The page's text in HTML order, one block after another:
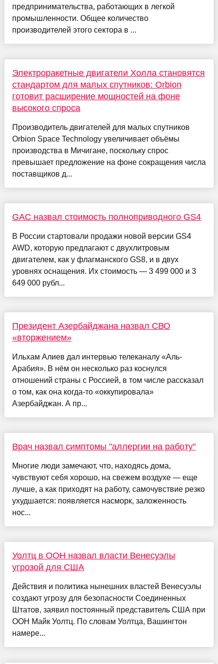
предпринимательства, работающих в легкой
промышленности. Общее количество
производителей этого сектора в ...
Электроракетные двигатели Холла становятся
стандартом для малых спутников: Orbion
готовит расширение мощностей на фоне
высокого спроса
Производитель двигателей для малых спутников
Orbion Space Technology увеличивает объёмы
производства в Мичигане, поскольку спрос
превышает предложение на фоне сокращения числа
поставщиков д...
GAC назвал стоимость полноприводного GS4
В России стартовали продажи новой версии GS4
AWD, которую предлагают с двухлитровым
двигателем, как у флагманского GS8, и в двух
уровнях оснащения. Их стоимость — 3 499 000 и 3
649 000 рубл...
Президент Азербайджана назвал СВО
«вторжением»
Ильхам Алиев дал интервью телеканалу «Аль-
Арабия». В нём он несколько раз коснулся
отношений страны с Россией, в том числе рассказал
о том, как она когда-то «оккупировала»
Азербайджан. А пр...
Врач назвал симптомы "аллергии на работу"
Многие люди замечают, что, находясь дома,
чувствуют себя хорошо, на свежем воздухе — еще
лучше, а как приходят на работу, самочувствие резко
ухудшается: появляется насморк, заложенность
нос...
Уолтц в ООН назвал власти Венесуэлы
угрозой для США
Действия и политика нынешних властей Венесуэлы
создают угрозу для безопасности Соединенных
Штатов, заявил постоянный представитель США при
ООН Майк Уолтц. По словам Уолтца, Вашингтон
намере...